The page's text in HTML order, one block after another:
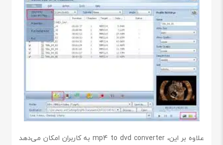
علاوه بر این، mp4 to dvd converter به کاربران امکان می‌دهد